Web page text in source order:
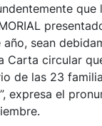
que
sean
Carta circular
de las 23
expresa el